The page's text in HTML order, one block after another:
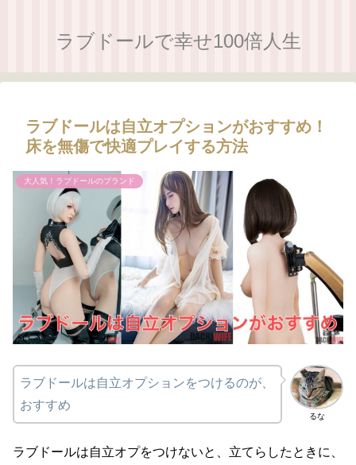
ラブドールで幸せ100倍人生
ラブドールは自立オプションがおすすめ！
床を無傷で快適プレイする方法
大人気！ラブドールのブランド
るな
ラブドールは自立オプションをつけるのが、
おすすめ
ラブドールは自立オプをつけないと、立てらしたときに、